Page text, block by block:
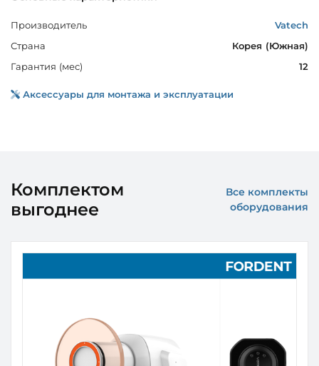
Производитель
Vatech
Страна
Корея (Южная)
Гарантия (мес)
12
Аксессуары для монтажа и эксплуатации
Комплектом
выгоднее
Все комплекты
оборудования